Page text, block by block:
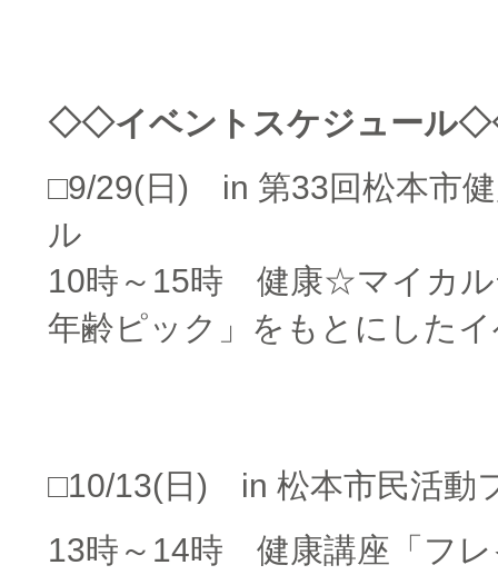
◇◇イベントスケジュール
□9/29(日) in 第33回松本市
ル
10時～15時 健康☆マイカル
年齢ピック」をもとにした
□10/13(日) in 松本市民活動
13時～14時 健康講座「フ